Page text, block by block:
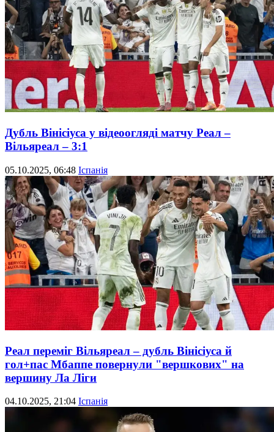
Дубль Вінісіуса у відеоогляді матчу Реал –
Вільяреал – 3:1
05.10.2025, 06:48 Іспанія
Реал переміг Вільяреал – дубль Вінісіуса й
гол+пас Мбаппе повернули "вершкових" на
вершину Ла Ліги
04.10.2025, 21:04 Іспанія